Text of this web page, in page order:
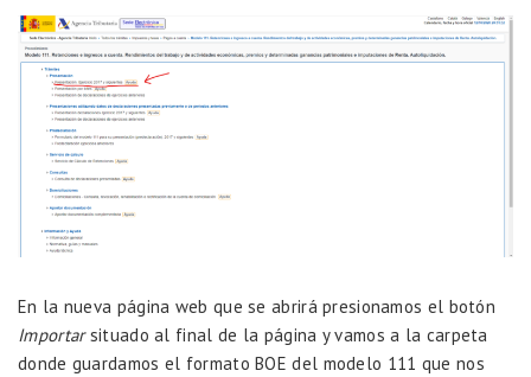
En la nueva página web que se abrirá presionamos el botón
Importarsituado al final de la página y vamos a la carpeta
donde guardamos el formato BOE del modelo 111 que nos